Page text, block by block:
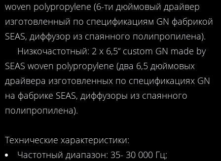
woven polypropylene (6-ти дюймовый драйвер
изготовленный по спецификациям GN фабрикой
SEAS, диффузор из спаянного полипропилена).
Низкочастотный: 2 x 6,5“ custom GN made by
SEAS woven polypropylene (два 6,5 дюймовых
драйвера изготовленных по спецификациях GN
на фабрике SEAS, диффузоры из спаянного
полипропилена).
Технические характеристики:
Частотный диапазон: 35- 30 000 Гц;